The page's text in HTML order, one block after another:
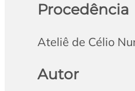
Procedência
Ateliê de Célio
Autor